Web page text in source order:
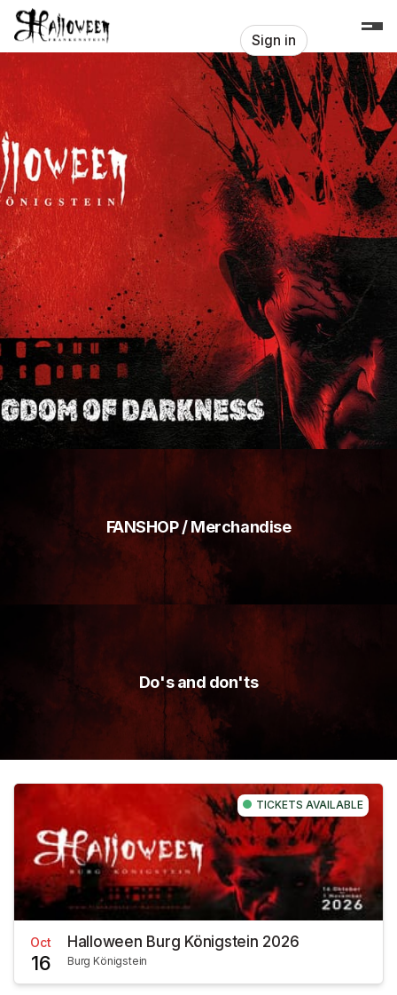
Skip header
Frankenstein Halloween
Sign in
FANSHOP / Merchandise
Do's and don'ts
TICKETS AVAILABLE
Oct
16
Halloween Burg Königstein 2026
Burg Königstein